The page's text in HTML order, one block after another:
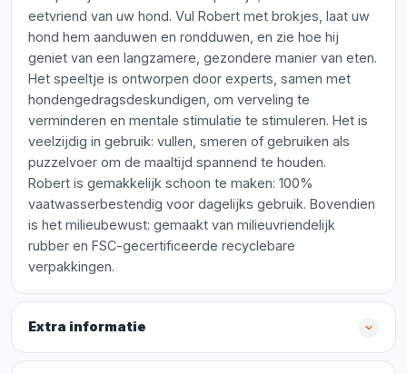
eetvriend van uw hond. Vul Robert met brokjes, laat uw
hond hem aanduwen en rondduwen, en zie hoe hij
geniet van een langzamere, gezondere manier van eten.
Het speeltje is ontworpen door experts, samen met
hondengedragsdeskundigen, om verveling te
verminderen en mentale stimulatie te stimuleren. Het is
veelzijdig in gebruik: vullen, smeren of gebruiken als
puzzelvoer om de maaltijd spannend te houden.
Robert is gemakkelijk schoon te maken: 100%
vaatwasserbestendig voor dagelijks gebruik. Bovendien
is het milieubewust: gemaakt van milieuvriendelijk
rubber en FSC-gecertificeerde recyclebare
verpakkingen.
Extra informatie